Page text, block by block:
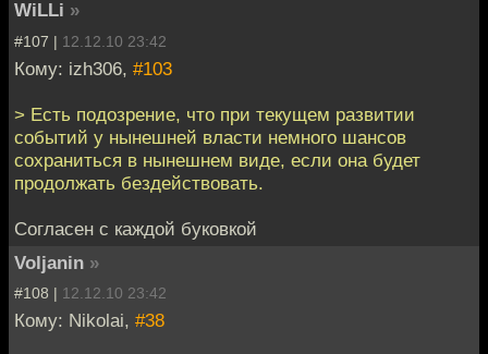
WiLLi »
#107 | 12.12.10 23:42
Кому: izh306, #103
> Есть подозрение, что при текущем развитии
событий у нынешней власти немного шансов
сохраниться в нынешнем виде, если она будет
продолжать бездействовать.
Согласен с каждой буковкой
Voljanin »
#108 | 12.12.10 23:42
Кому: Nikolai, #38